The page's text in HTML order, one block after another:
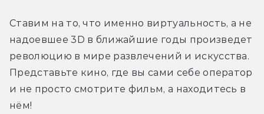
Ставим на то, что именно виртуальность, а не
надоевшее 3D в ближайшие годы произведет
революцию в мире развлечений и искусства.
Представьте кино, где вы сами себе оператор
и не просто смотрите фильм, а находитесь в
нём!